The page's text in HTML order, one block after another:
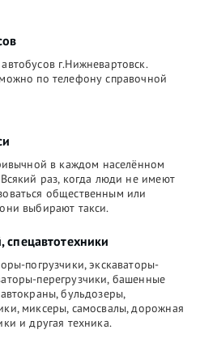
г.Нижневартовск.
по телефону справочной
в каждом населённом
раз, когда люди не имеют
общественным или
выбирают такси.
спецавтотехники
погрузчики, экскаваторы-
перегрузчики, башенные
бульдозеры,
миксеры, самосвалы, дорожная
и другая техника.